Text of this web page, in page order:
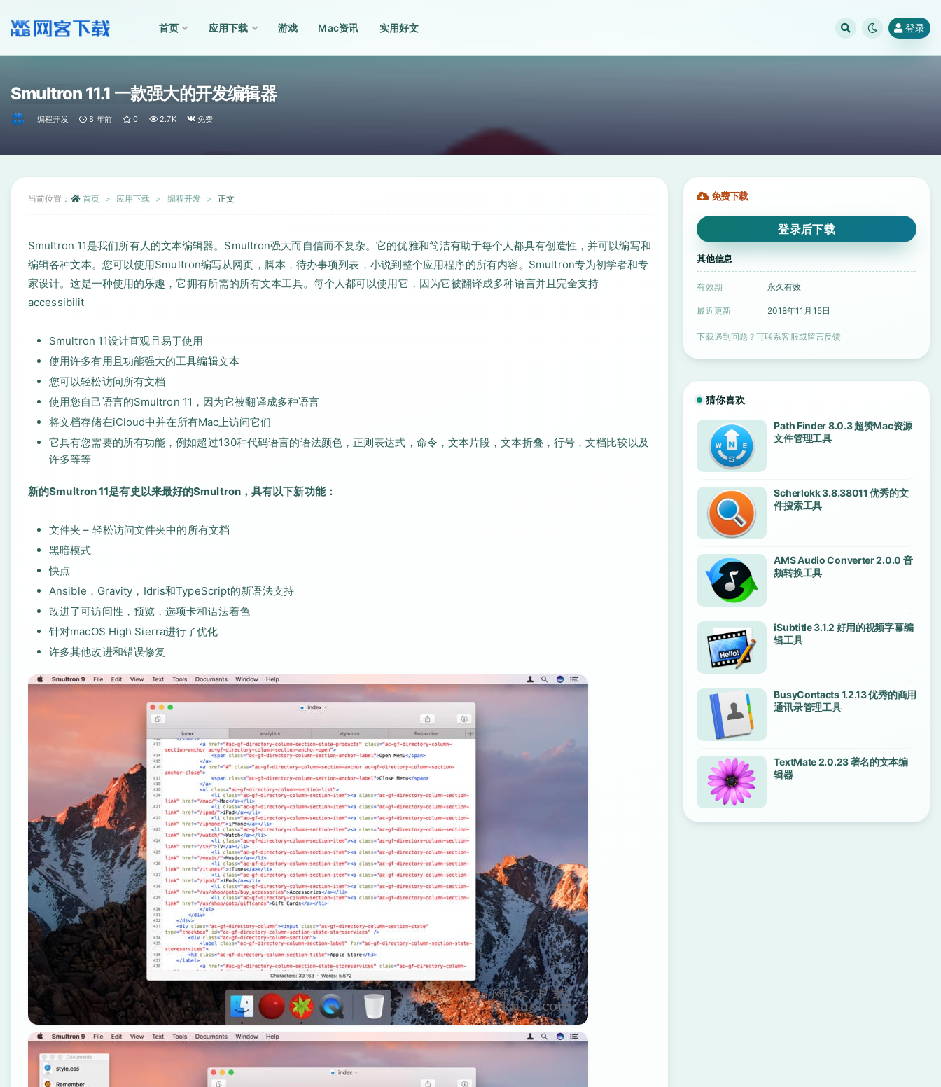
首页 应用下载 游戏 Mac资讯 实用好文 登录
Smultron 11.1 一款强大的开发编辑器
编程开发 8 年前 0 2.7K 免费
当前位置： 首页 应用下载 编程开发 正文
Smultron 11是我们所有人的文本编辑器。Smultron强大而自信而不复杂。它的优雅和简洁有助于每个人都具有创造性，并可以编写和
编辑各种文本。您可以使用Smultron编写从网页，脚本，待办事项列表，小说到整个应用程序的所有内容。Smultron专为初学者和专
家设计。这是一种使用的乐趣，它拥有所需的所有文本工具。每个人都可以使用它，因为它被翻译成多种语言并且完全支持
accessibilit
Smultron 11设计直观且易于使用
使用许多有用且功能强大的工具编辑文本
您可以轻松访问所有文档
使用您自己语言的Smultron 11，因为它被翻译成多种语言
将文档存储在iCloud中并在所有Mac上访问它们
它具有您需要的所有功能，例如超过130种代码语言的语法颜色，正则表达式，命令，文本片段，文本折叠，行号，文档比较以及
许多等等
新的Smultron 11是有史以来最好的Smultron，具有以下新功能：
文件夹 – 轻松访问文件夹中的所有文档
黑暗模式
快点
Ansible，Gravity，Idris和TypeScript的新语法支持
改进了可访问性，预览，选项卡和语法着色
针对macOS High Sierra进行了优化
许多其他改进和错误修复
免费下载
登录后下载
其他信息
有效期 永久有效
最近更新 2018年11月15日
下载遇到问题？可联系客服或留言反馈
猜你喜欢
Path Finder 8.0.3 超赞Mac资源
文件管理工具
Scherlokk 3.8.38011 优秀的文
件搜索工具
AMS Audio Converter 2.0.0 音
频转换工具
iSubtitle 3.1.2 好用的视频字幕编
辑工具
BusyContacts 1.2.13 优秀的商用
通讯录管理工具
TextMate 2.0.23 著名的文本编
辑器